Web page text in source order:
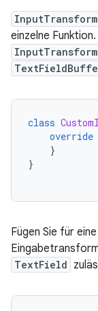
einzelne
class
override
}
}
Fügen Sie für
TextField